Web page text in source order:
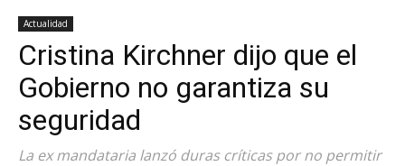
Actualidad
Cristina Kirchner dijo que el
Gobierno no garantiza su
seguridad
La ex mandataria lanzó duras críticas por no permitir